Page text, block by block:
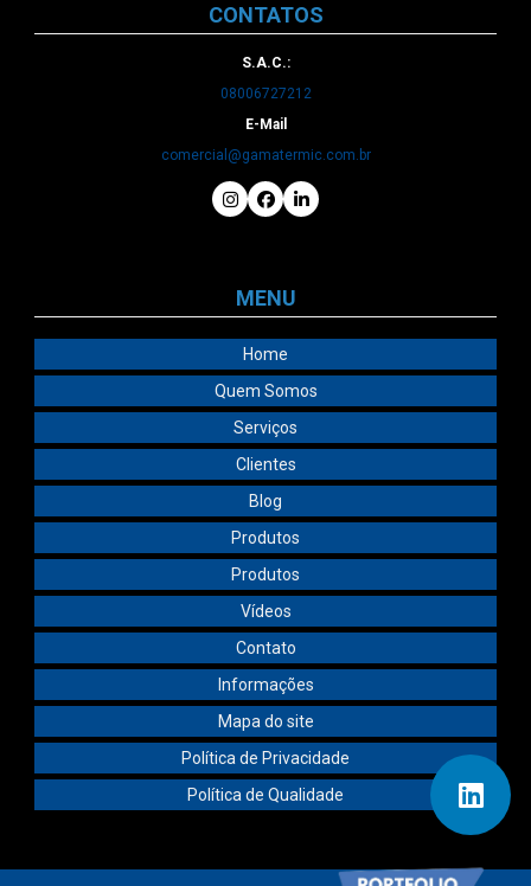
CONTATOS
S.A.C.:
08006727212
E-Mail
comercial@gamatermic.com.br
MENU
Home
Quem Somos
Serviços
Clientes
Blog
Produtos
Produtos
Vídeos
Contato
Informações
Mapa do site
Política de Privacidade
Política de Qualidade